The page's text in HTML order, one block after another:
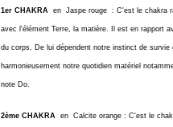
1er CHAKRA en Jaspe rouge : C'est le chakra
avec l'élément Terre, la matière. Il est en rapport
du corps. De lui dépendent notre instinct de
harmonieusement notre quotidien matériel
note Do.
2ème CHAKRA en Calcite orange : C'est le